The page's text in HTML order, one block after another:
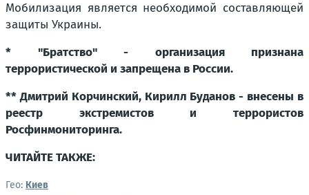
Мобилизация является необходимой составляющей
защиты Украины.
* "Братство" - организация признана
террористической и запрещена в России.
** Дмитрий Корчинский, Кирилл Буданов - внесены в
реестр экстремистов и террористов
Росфинмониторинга.
ЧИТАЙТЕ ТАКЖЕ:
Гео: Киев